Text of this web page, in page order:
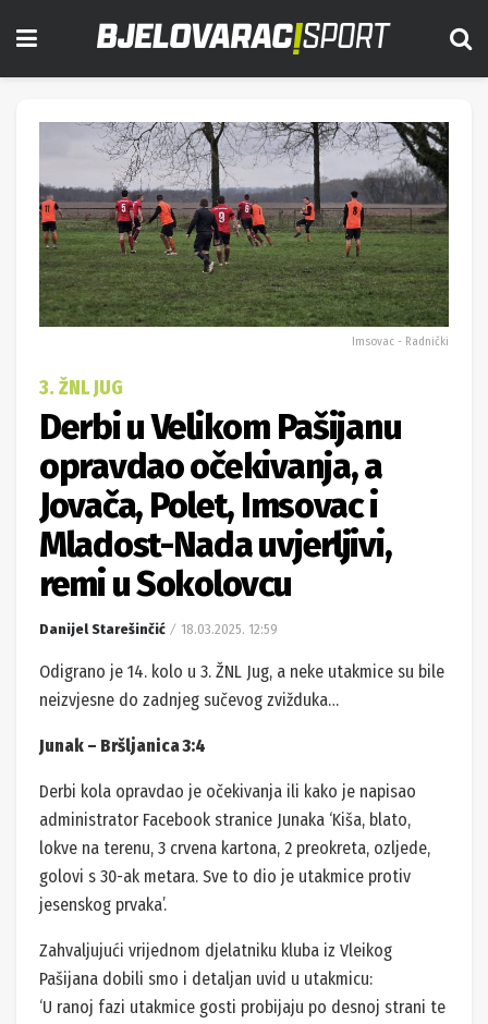
Imsovac - Radnički
3. ŽNL JUG
Derbi u Velikom Pašijanu
opravdao očekivanja, a
Jovača, Polet, Imsovac i
Mladost-Nada uvjerljivi,
remi u Sokolovcu
Danijel Starešinčić 18.03.2025. 12:59
Odigrano je 14. kolo u 3. ŽNL Jug, a neke utakmice su bile
neizvjesne do zadnjeg sučevog zvižduka…
Junak – Bršljanica 3:4
Derbi kola opravdao je očekivanja ili kako je napisao
administrator Facebook stranice Junaka ‘Kiša, blato,
lokve na terenu, 3 crvena kartona, 2 preokreta, ozljede,
golovi s 30-ak metara. Sve to dio je utakmice protiv
jesenskog prvaka’.
Zahvaljujući vrijednom djelatniku kluba iz Vleikog
Pašijana dobili smo i detaljan uvid u utakmicu:
‘U ranoj fazi utakmice gosti probijaju po desnoj strani te